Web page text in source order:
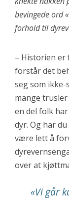
bevingede ord
forhold til
– Historien er
forstår det
seg som ikke-
mange
en del folk
dyr. Og har
være lett å
over at
«Vi går